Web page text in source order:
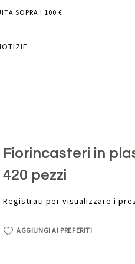
SOPRA I 100 €
Fiorincasteri in
420 pezzi
Registrati per visualizzare i
AGGIUNGI AI PREFERITI